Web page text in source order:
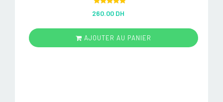
out of 5
260.00 DH
AJOUTER AU PANIER